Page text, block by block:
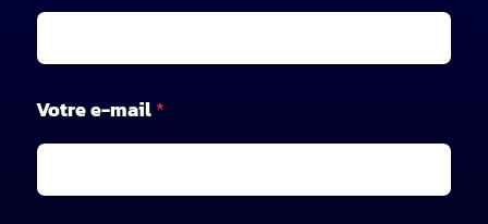
-
m
a
i
Votre e-mail*